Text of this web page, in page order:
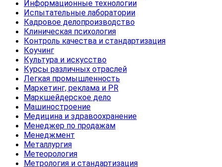
Информационные технологии
Испытательные лаборатории
Кадровое делопроизводство
Клиническая психология
Контроль качества и стандартизация
Коучинг
Культура и искусство
Курсы различных отраслей
Легкая промышленность
Маркетинг, реклама и PR
Маркшейдерское дело
Машиностроение
Медицина и здравоохранение
Менеджер по продажам
Менеджмент
Металлургия
Метеорология
Метрология и стандартизация